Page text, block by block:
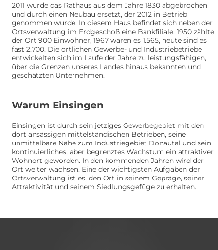
2011 wurde das Rathaus aus dem Jahre 1830 abgebrochen
und durch einen Neubau ersetzt, der 2012 in Betrieb
genommen wurde. In diesem Haus befindet sich neben der
Ortsverwaltung im Erdgeschoß eine Bankfiliale. 1950 zählte
der Ort 900 Einwohner, 1967 waren es 1.565, heute sind es
fast 2.700. Die örtlichen Gewerbe- und Industriebetriebe
entwickelten sich im Laufe der Jahre zu leistungsfähigen,
über die Grenzen unseres Landes hinaus bekannten und
geschätzten Unternehmen.
Warum Einsingen
Einsingen ist durch sein jetziges Gewerbegebiet mit den
dort ansässigen mittelständischen Betrieben, seine
unmittelbare Nähe zum Industriegebiet Donautal und sein
kontinuierliches, aber begrenztes Wachstum ein attraktiver
Wohnort geworden. In den kommenden Jahren wird der
Ort weiter wachsen. Eine der wichtigsten Aufgaben der
Ortsverwaltung ist es, den Ort in seinem Gepräge, seiner
Attraktivität und seinem Siedlungsgefüge zu erhalten.